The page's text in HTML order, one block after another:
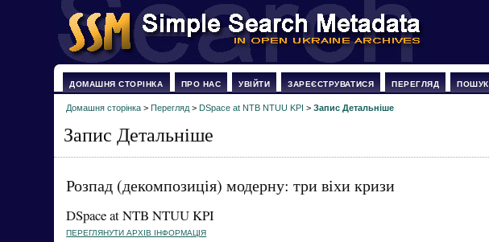
ДОМАШНЯ СТОРІНКА ПРО НАС УВІЙТИ ЗАРЕЄСТРУВАТИСЯ ПЕРЕГЛЯД ПОШУК
Домашня сторінка >Перегляд > DSpace at NTB NTUU KPI >Запис Детальніше
Запис Детальніше
Розпад (декомпозиція) модерну: три віхи кризи
DSpace at NTB NTUU KPI
ПЕРЕГЛЯНУТИ АРХІВ ІНФОРМАЦІЯ